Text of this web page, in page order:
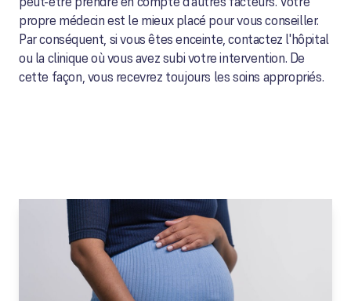
propre médecin est le mieux placé pour vous conseiller.
Par conséquent, si vous êtes enceinte, contactez l'hôpital
ou la clinique où vous avez subi votre intervention. De
cette façon, vous recevrez toujours les soins appropriés.